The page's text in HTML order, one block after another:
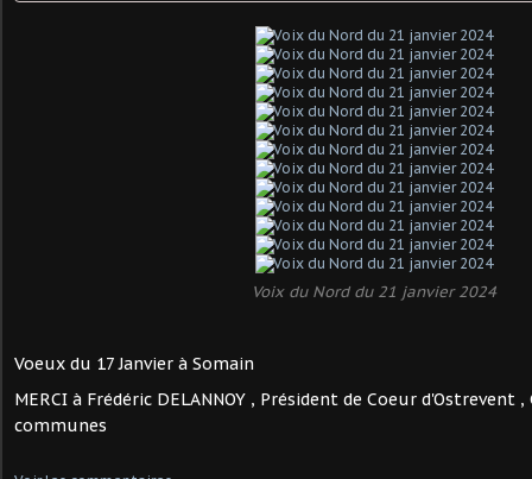
Voix du Nord du 21 janvier 2024
Voeux du 17 Janvier à Somain
MERCI à Frédéric DELANNOY , Président de Coeur d'Ostrevent
communes